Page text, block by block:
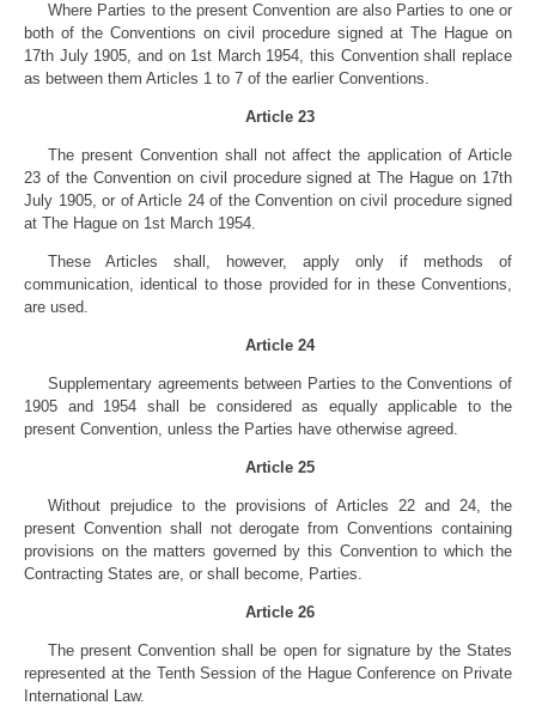
Where Parties to the present Convention are also Parties to one or
both of the Conventions on civil procedure signed at The Hague on
17th July 1905, and on 1st March 1954, this Convention shall replace
as between them Articles 1 to 7 of the earlier Conventions.
Article 23
The present Convention shall not affect the application of Article
23 of the Convention on civil procedure signed at The Hague on 17th
July 1905, or of Article 24 of the Convention on civil procedure signed
at The Hague on 1st March 1954.
These Articles shall, however, apply only if methods of
communication, identical to those provided for in these Conventions,
are used.
Article 24
Supplementary agreements between Parties to the Conventions of
1905 and 1954 shall be considered as equally applicable to the
present Convention, unless the Parties have otherwise agreed.
Article 25
Without prejudice to the provisions of Articles 22 and 24, the
present Convention shall not derogate from Conventions containing
provisions on the matters governed by this Convention to which the
Contracting States are, or shall become, Parties.
Article 26
The present Convention shall be open for signature by the States
represented at the Tenth Session of the Hague Conference on Private
International Law.